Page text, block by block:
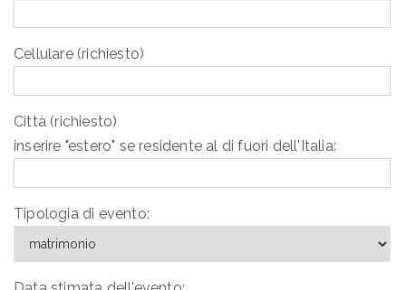
Cellulare (richiesto)
Città (richiesto)
inserire "estero" se residente al di fuori dell'Italia:
Tipologia di evento: